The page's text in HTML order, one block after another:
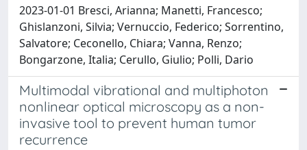
2023-01-01 Bresci, Arianna; Manetti, Francesco;
Ghislanzoni, Silvia; Vernuccio, Federico; Sorrentino,
Salvatore; Ceconello, Chiara; Vanna, Renzo;
Bongarzone, Italia; Cerullo, Giulio; Polli, Dario
Multimodal vibrational and multiphoton
nonlinear optical microscopy as a non-
invasive tool to prevent human tumor
recurrence